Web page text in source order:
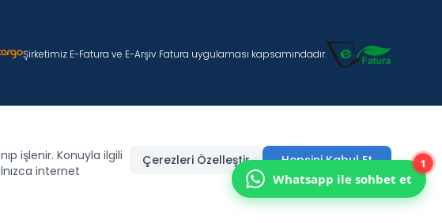
Whatsapp ile sohbet et
1
Şirketimiz E-Fatura ve E-Arşiv Fatura uygulaması kapsamındadır.
işlenir. Konuyla ilgili
internet
Çerezleri Özelleştir Hepsini Kabul Et